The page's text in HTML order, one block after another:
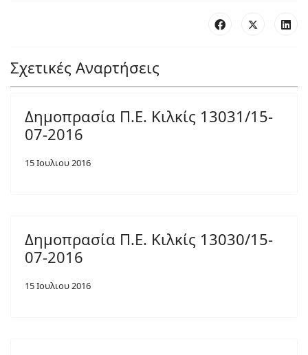
Σχετικές Αναρτήσεις
Δημοπρασία Π.Ε. Κιλκίς 13031/15-
07-2016
15 Ιουλιου 2016
Δημοπρασία Π.Ε. Κιλκίς 13030/15-
07-2016
15 Ιουλιου 2016